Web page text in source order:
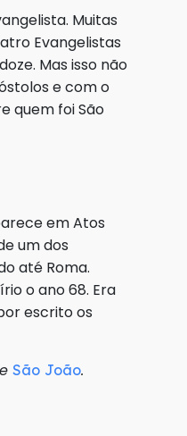
Muitas
Evangelistas
Mas isso não
e com o
quem foi São
em Atos
um dos
até Roma.
o ano 68. Era
escrito os
São João.